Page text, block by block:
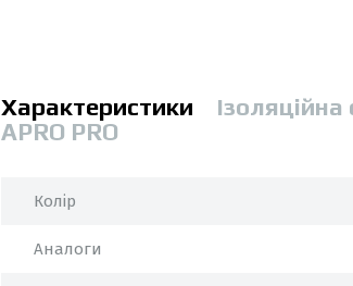
Характеристики
APRO PRO
Колір
Аналоги